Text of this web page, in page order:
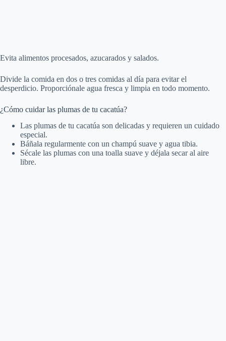
Evita alimentos procesados, azucarados y salados.
Divide la comida en dos o tres comidas al día para evitar el
desperdicio. Proporciónale agua fresca y limpia en todo momento.
¿Cómo cuidar las plumas de tu cacatúa?
Las plumas de tu cacatúa son delicadas y requieren un cuidado
especial.
Báñala regularmente con un champú suave y agua tibia.
Sécale las plumas con una toalla suave y déjala secar al aire
libre.